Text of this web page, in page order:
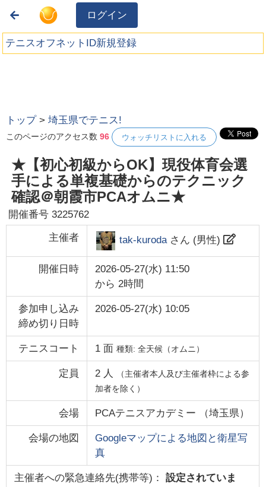
ログイン
テニスオフネットID新規登録
トップ >埼玉県でテニス!
このページのアクセス数96 ウォッチリストに入れる
★【初心初級からOK】現役体育会選
手による単複基礎からのテクニック
確認＠朝霞市PCAオムニ★
開催番号3225762
主催者 tak-kurodaさん (男性)
開催日時
2026-05-27(水) 11:50
から 2時間
参加申し込み
締め切り日時
2026-05-27(水) 10:05
テニスコート 1面 種類: 全天候（オムニ）
定員 2 人
（主催者本人及び主催者枠による参
加者を除く）
会場 PCAテニスアカデミー （埼玉県）
会場の地図
Googleマップによる地図と衛星写
真
主催者への緊急連絡先(携帯等)： 設定されていま